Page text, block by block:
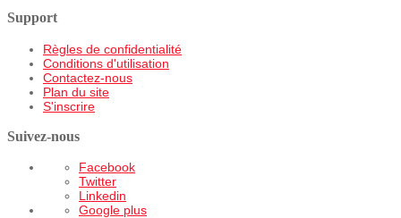
Support
Règles de confidentialité
Conditions d'utilisation
Contactez-nous
Plan du site
S'inscrire
Suivez-nous
Facebook
Twitter
Linkedin
Google plus